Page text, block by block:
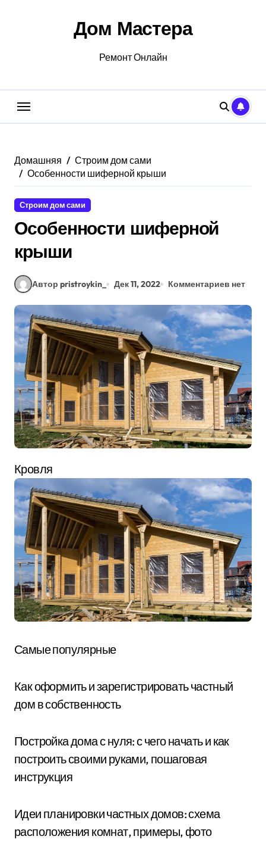
Дом Мастера
Ремонт Онлайн
Домашняя
Строим дом сами
Особенности шиферной крыши
Строим дом сами
Особенности шиферной
крыши
Автор pristroykin_ Дек 11, 2022 Комментариев нет
Кровля
Самые популярные
Как оформить и зарегистрировать частный
дом в собственность
Постройка дома с нуля: с чего начать и как
построить своими руками, пошаговая
инструкция
Идеи планировки частных домов: схема
расположения комнат, примеры, фото